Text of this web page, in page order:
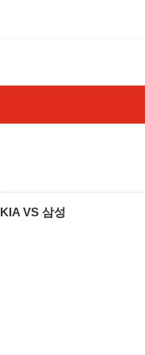
KIA VS 삼성